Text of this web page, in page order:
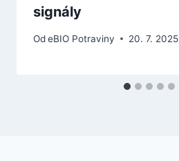
signály
OdeBIO Potraviny 20. 7. 2025